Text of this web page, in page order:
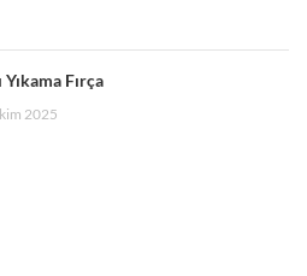
Yıkama Fırça
2025